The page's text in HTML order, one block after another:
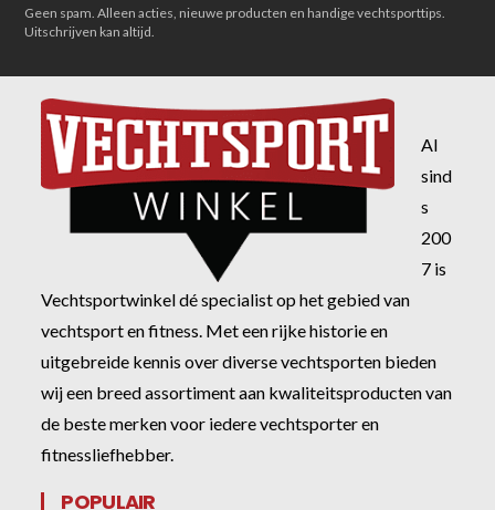
Geen spam. Alleen acties, nieuwe producten en handige vechtsporttips.
Uitschrijven kan altijd.
Al
sind
s
200
7 is
Vechtsportwinkel dé specialist op het gebied van
vechtsport en fitness. Met een rijke historie en
uitgebreide kennis over diverse vechtsporten bieden
wij een breed assortiment aan kwaliteitsproducten van
de beste merken voor iedere vechtsporter en
fitnessliefhebber.
POPULAIR